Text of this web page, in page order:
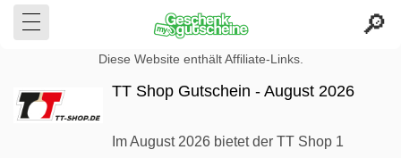
Diese Website enthält Affiliate-Links.
TT Shop Gutschein - August 2026
Im August 2026 bietet der TT Shop 1